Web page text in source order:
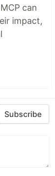
can
impact,
Subscribe